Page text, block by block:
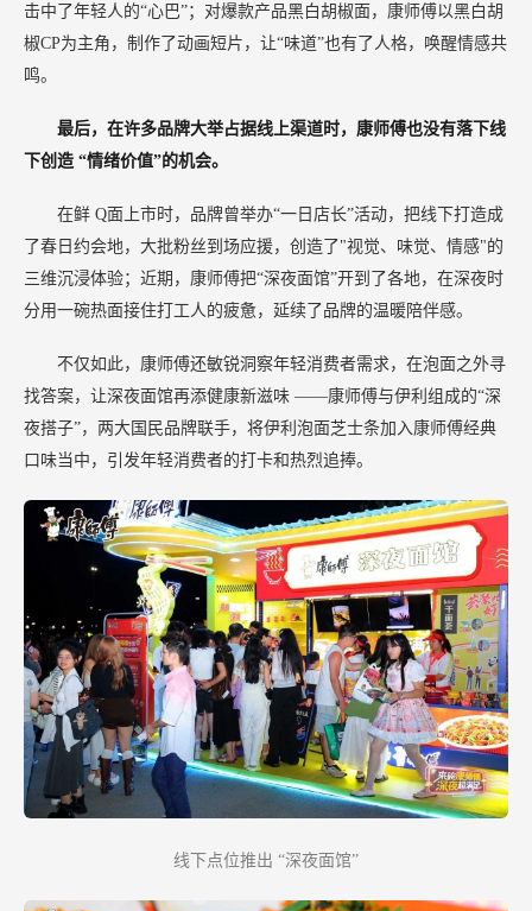
击中了年轻人的“心巴”；对爆款产品黑白胡椒面，康师傅以黑白胡
椒CP为主角，制作了动画短片，让“味道”也有了人格，唤醒情感共
鸣。
最后，在许多品牌大举占据线上渠道时，康师傅也没有落下线
下创造 “情绪价值”的机会。
在鲜 Q面上市时，品牌曾举办“一日店长”活动，把线下打造成
了春日约会地，大批粉丝到场应援，创造了"视觉、味觉、情感"的
三维沉浸体验；近期，康师傅把“深夜面馆”开到了各地，在深夜时
分用一碗热面接住打工人的疲惫，延续了品牌的温暖陪伴感。
不仅如此，康师傅还敏锐洞察年轻消费者需求，在泡面之外寻
找答案，让深夜面馆再添健康新滋味 ——康师傅与伊利组成的“深
夜搭子”，两大国民品牌联手，将伊利泡面芝士条加入康师傅经典
口味当中，引发年轻消费者的打卡和热烈追捧。
线下点位推出 “深夜面馆”